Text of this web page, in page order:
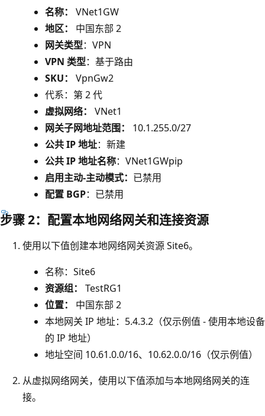
名称：
VNet1GW
地区：
中国东部 2
网关类型：VPN
VPN 类型：基于路由
SKU：
VpnGw2
代系：第 2 代
虚拟网络：
VNet1
网关子网地址范围：
10.1.255.0/27
公共 IP 地址：新建
公共 IP 地址名称：VNet1GWpip
启用主动-主动模式： 已禁用
配置 BGP：已禁用
步骤 2：配置本地网络网关和连接资源
使用以下值创建本地网络网关资源 Site6。
名称：Site6
资源组：
TestRG1
位置：
中国东部 2
本地网关 IP 地址：5.4.3.2（仅示例值 - 使用本地设备
的 IP 地址）
地址空间 10.61.0.0/16、10.62.0.0/16（仅示例值）
从虚拟网络网关，使用以下值添加与本地网络网关的连
接。